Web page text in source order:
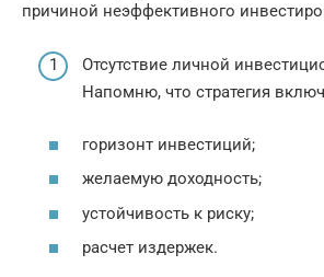
причиной неэффективного
Отсутствие личной
Напомню, что стратегия
горизонт инвестиций;
желаемую доходность;
устойчивость к риску;
расчет издержек.